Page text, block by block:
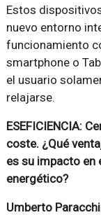
Estos
nuevo entorno
funcionamiento
smartphone o
el usuario
relajarse.
ESEFICIENCIA:
coste. ¿Qué
es su impacto en
energético?
Umberto